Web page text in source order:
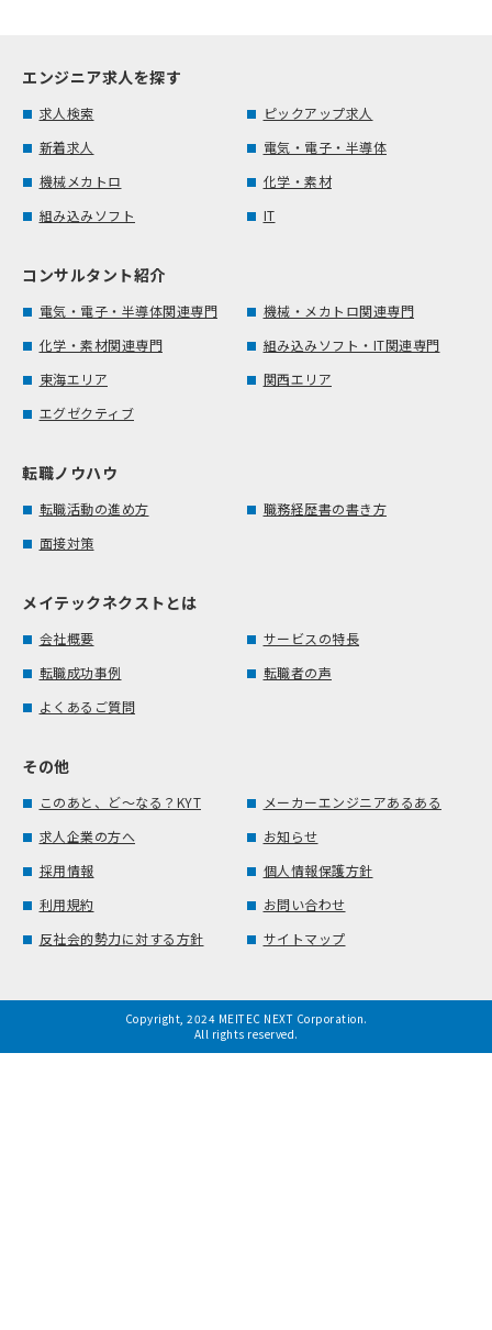
エンジニア求人を探す
求人検索
ピックアップ求人
新着求人
電気・電子・半導体
機械メカトロ
化学・素材
組み込みソフト
IT
コンサルタント紹介
電気・電子・半導体関連専門
機械・メカトロ関連専門
化学・素材関連専門
組み込みソフト・IT関連専門
東海エリア
関西エリア
エグゼクティブ
転職ノウハウ
転職活動の進め方
職務経歴書の書き方
面接対策
メイテックネクストとは
会社概要
サービスの特長
転職成功事例
転職者の声
よくあるご質問
その他
このあと、ど～なる？KYT
メーカーエンジニアあるある
求人企業の方へ
お知らせ
採用情報
個人情報保護方針
利用規約
お問い合わせ
反社会的勢力に対する方針
サイトマップ
Copyright, 2024 MEITEC NEXT Corporation.
All rights reserved.